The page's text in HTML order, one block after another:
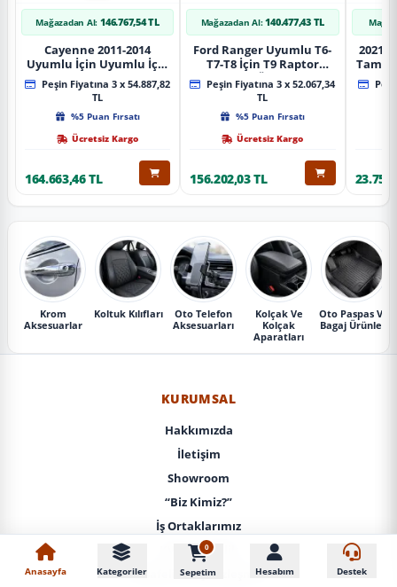
Mağazadan Al: 146.767,54 TL
Cayenne 2011-2014
Uyumlu İçin Uyumlu İçin
2019+ Bagaj Facelift
Parça
Peşin Fiyatına 3 x 54.887,82
TL
%5 Puan Fırsatı
Ücretsiz Kargo
164.663,46 TL
Mağazadan Al: 140.477,43 TL
Ford Ranger Uyumlu T6-
T7-T8 İçin T9 Raptor
Dönüşüm (Ön Arka Full)
Parça
Peşin Fiyatına 3 x 52.067,34
TL
%5 Puan Fırsatı
Ücretsiz Kargo
156.202,03 TL
2021+
Krom
Aksesuarlar
Koltuk Kılıfları
Oto Telefon
Aksesuarları
Kolçak Ve
Kolçak
Aparatları
Oto Paspas Ve
Bagaj Ürünleri
KURUMSAL
Hakkımızda
İletişim
Showroom
“Biz Kimiz?”
İş Ortaklarımız
KVKK / Gizlilik
Mesafeli Satış Sözleşmesi
Anasayfa Kategoriler
0
Sepetim Hesabım Destek